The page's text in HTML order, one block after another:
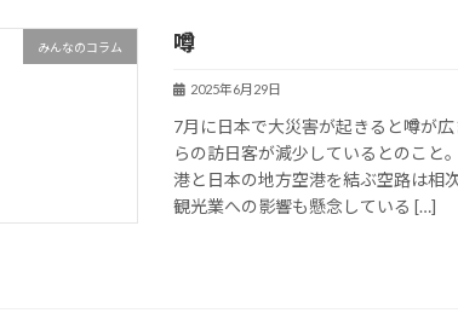
みんなのコラム 噂
2025年6月29日
7月に日本で大災害が起きると噂が
らの訪日客が減少しているとのこと
港と日本の地方空港を結ぶ空路は相
観光業への影響も懸念している […]